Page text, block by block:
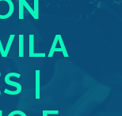
|